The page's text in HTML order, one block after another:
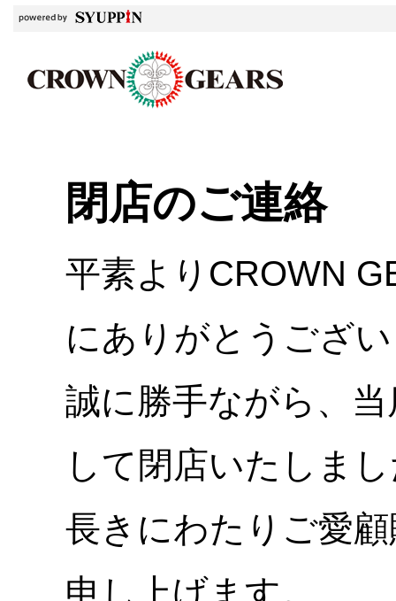
閉店のご連絡
平素よりCROWN
にありがとうござ
誠に勝手ながら、
して閉店いたしま
長きにわたりご愛
申し上げます。